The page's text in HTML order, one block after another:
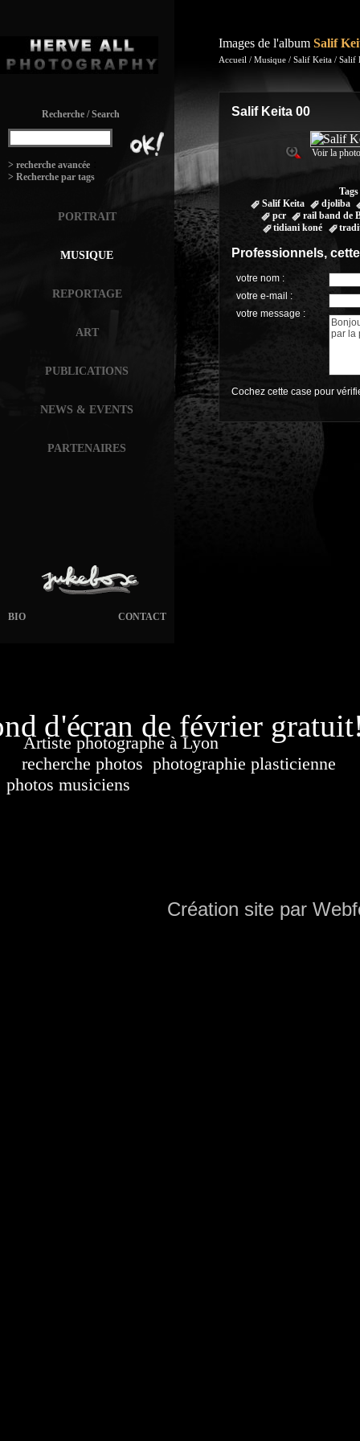
Recherche / Search
> recherche avancée
> Recherche par tags
PORTRAIT
MUSIQUE
REPORTAGE
ART
PUBLICATIONS
NEWS & EVENTS
PARTENAIRES
CONTACT
BIO
Images de l'album Salif
Accueil / Musique / Salif Keita / Salif
Salif Keita 00
Voir la
Salif Keita
djoliba
pcr
rail band de
tidiani koné
Professionnels,
votre nom :
votre e-mail :
votre message :
Cochez cette case pour
d'écran de février
Artiste photographe à LyonFrance. Banque
recherche photos photographie plasticienne
photos musiciens
Création site par